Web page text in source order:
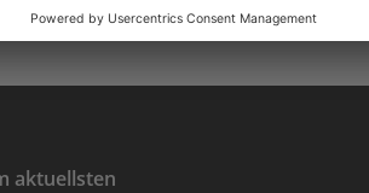
aktuellsten